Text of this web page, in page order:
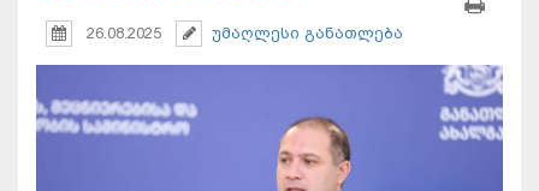
26.08.2025 უმაღლესი განათლება